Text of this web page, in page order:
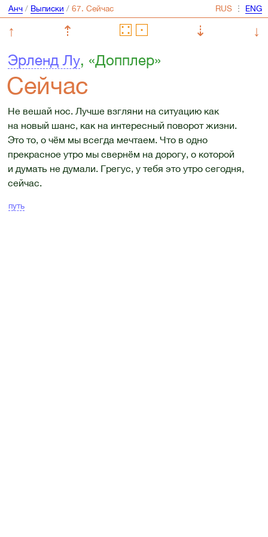
Анч/ Выписки / ⋮
↑ ⇡ ⇣
↓
Эрленд Лу, «Допплер»
Сейчас
Не вешай нос. Лучше взгляни на ситуацию как
на новый шанс, как на интересный поворот жизни.
Это то, о чём мы всегда мечтаем. Что в одно
прекрасное утро мы свернём на дорогу, о которой
и думать не думали. Грегус, у тебя это утро сегодня,
сейчас.
путь